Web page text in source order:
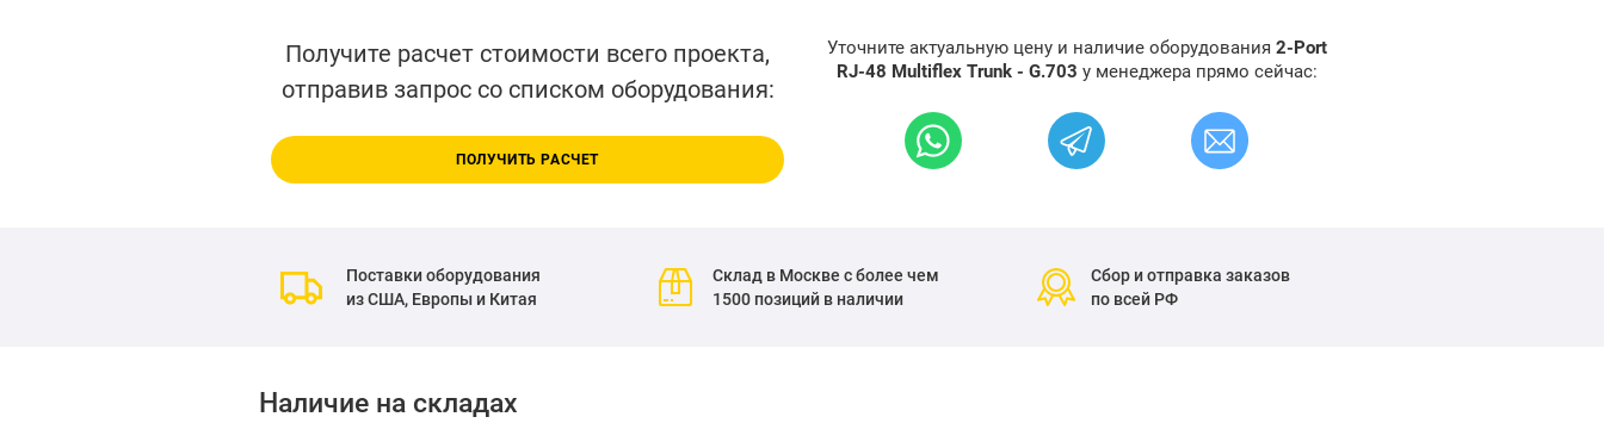
Получите расчет стоимости всего проекта,
отправив запрос со списком оборудования:
ПОЛУЧИТЬ РАСЧЕТ
Уточните актуальную цену и наличие оборудования 2-Port
RJ-48 Multiflex Trunk - G.703 у менеджера прямо сейчас:
Поставки оборудования
из США, Европы и Китая
Склад в Москве с более чем
1500 позиций в наличии
Сбор и отправка заказов
по всей РФ
Наличие на складах